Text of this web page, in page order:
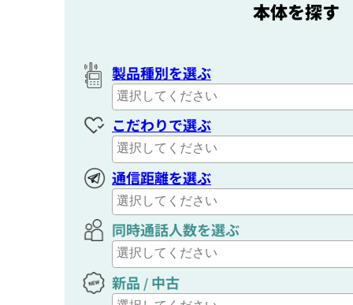
本体を探す
製品種別を選ぶ
こだわりで選ぶ
通信距離を選ぶ
同時通話人数を選ぶ
新品 / 中古